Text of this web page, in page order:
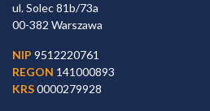
ul. Solec 81b/73a
00-382 Warszawa
NIP 9512220761
REGON 141000893
KRS0000279928